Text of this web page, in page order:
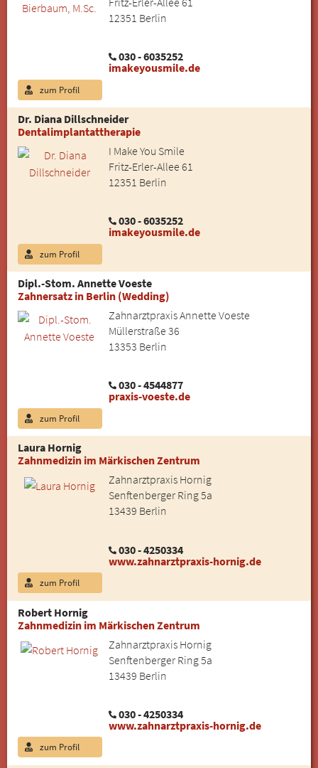
12351 Berlin
030 - 6035252
imakeyousmile.de
zum Profil
Dr. Diana Dillschneider
Dentalimplantattherapie
I Make You Smile
Fritz-Erler-Allee 61
12351 Berlin
030 - 6035252
imakeyousmile.de
zum Profil
Dipl.-Stom. Annette Voeste
Zahnersatz in Berlin (Wedding)
Zahnarztpraxis Annette Voeste
Müllerstraße 36
13353 Berlin
030 - 4544877
praxis-voeste.de
zum Profil
Laura Hornig
Zahnmedizin im Märkischen Zentrum
Zahnarztpraxis Hornig
Senftenberger Ring 5a
13439 Berlin
030 - 4250334
www.zahnarztpraxis-hornig.de
zum Profil
Robert Hornig
Zahnmedizin im Märkischen Zentrum
Zahnarztpraxis Hornig
Senftenberger Ring 5a
13439 Berlin
030 - 4250334
www.zahnarztpraxis-hornig.de
zum Profil